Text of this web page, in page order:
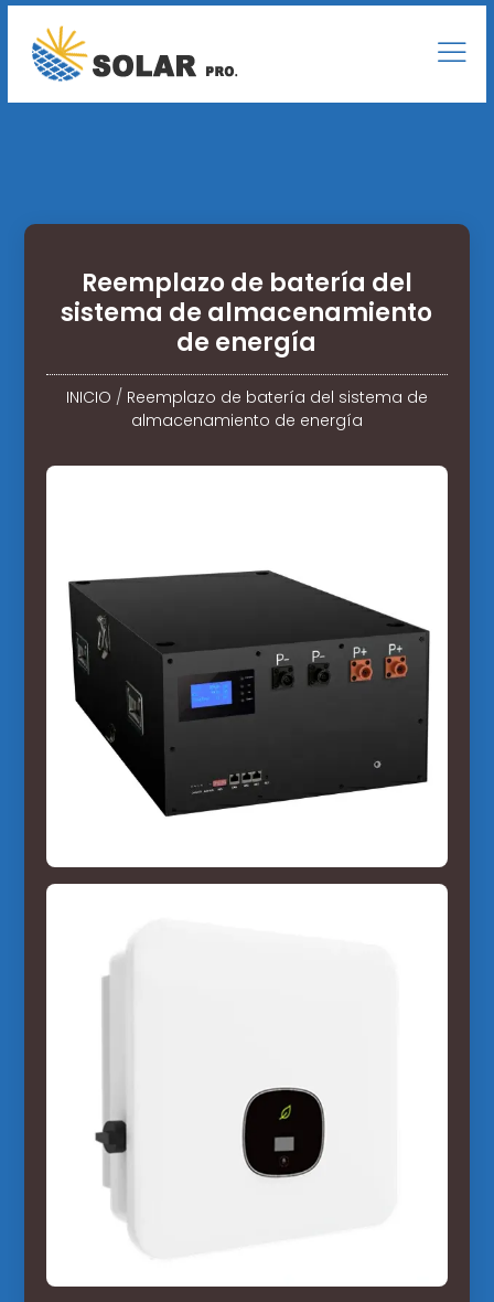
Reemplazo de batería del
sistema de almacenamiento
de energía
INICIO / Reemplazo de batería del sistema de
almacenamiento de energía